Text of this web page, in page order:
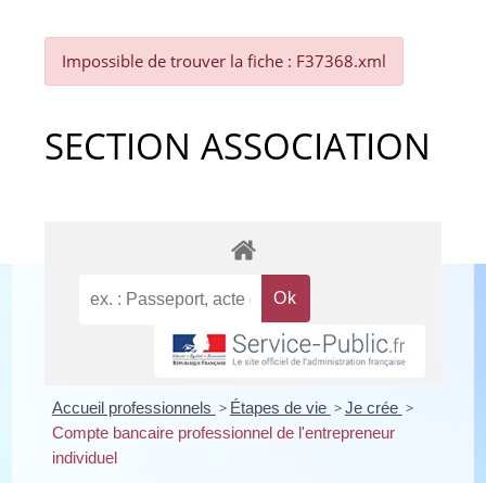
Impossible de trouver la fiche : F37368.xml
SECTION ASSOCIATION
Accueil professionnels > Étapes de vie >Je crée >
Compte bancaire professionnel de l'entrepreneur
individuel